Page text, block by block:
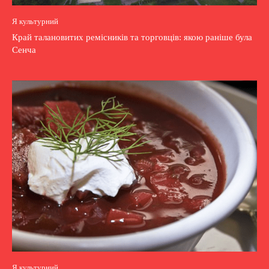
Я культурний
Край талановитих ремісників та торговців: якою раніше була
Сенча